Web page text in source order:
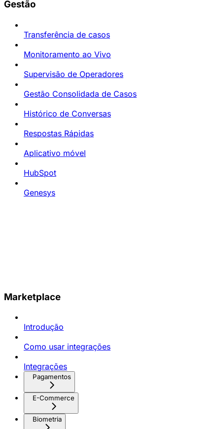
Gestão
Transferência de casos
Monitoramento ao Vivo
Supervisão de Operadores
Gestão Consolidada de Casos
Histórico de Conversas
Respostas Rápidas
Aplicativo móvel
HubSpot
Genesys
Marketplace
Introdução
Como usar integrações
Integrações
Pagamentos
E-Commerce
Biometria